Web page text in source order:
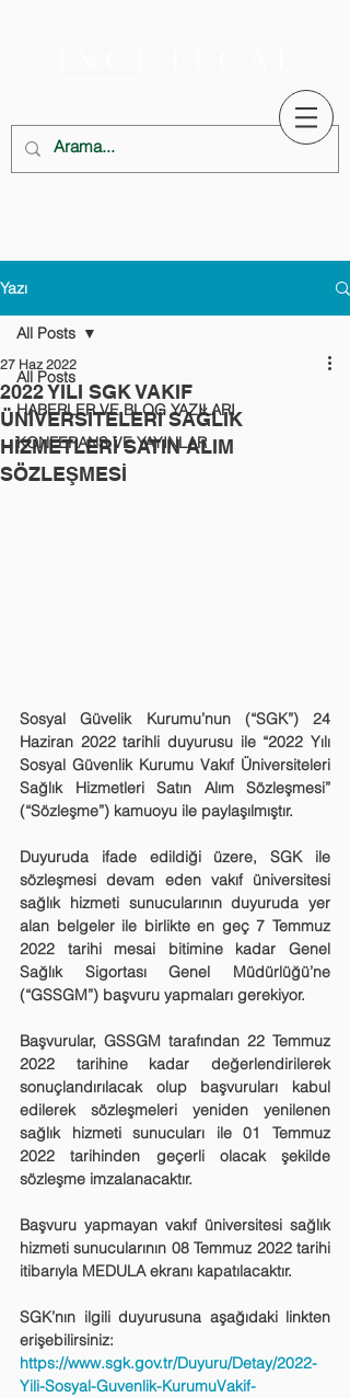
Yazı
All Posts
HABERLER VE BLOG YAZILARI
KONFERANS VE YAYINLAR
All Posts
2022 YILI SGK VAKIF
ÜNİVERSİTELERİ SAĞLIK
HİZMETLERİ SATIN ALIM
SÖZLEŞMESİ
27 Haz 2022
Sosyal Güvelik Kurumu’nun (“SGK”) 24
Haziran 2022 tarihli duyurusu ile “2022 Yılı
Sosyal Güvenlik Kurumu Vakıf Üniversiteleri
Sağlık Hizmetleri Satın Alım Sözleşmesi”
(“Sözleşme”) kamuoyu ile paylaşılmıştır.
Duyuruda ifade edildiği üzere, SGK ile
sözleşmesi devam eden vakıf üniversitesi
sağlık hizmeti sunucularının duyuruda yer
alan belgeler ile birlikte en geç 7 Temmuz
2022 tarihi mesai bitimine kadar Genel
Sağlık Sigortası Genel Müdürlüğü’ne
(“GSSGM”) başvuru yapmaları gerekiyor.
Başvurular, GSSGM tarafından 22 Temmuz
2022 tarihine kadar değerlendirilerek
sonuçlandırılacak olup başvuruları kabul
edilerek sözleşmeleri yeniden yenilenen
sağlık hizmeti sunucuları ile 01 Temmuz
2022 tarihinden geçerli olacak şekilde
sözleşme imzalanacaktır.
Başvuru yapmayan vakıf üniversitesi sağlık
hizmeti sunucularının 08 Temmuz 2022 tarihi
itibarıyla MEDULA ekranı kapatılacaktır.
SGK’nın ilgili duyurusuna aşağıdaki linkten
erişebilirsiniz:
https://www.sgk.gov.tr/Duyuru/Detay/2022-
Yili-Sosyal-Guvenlik-KurumuVakif-